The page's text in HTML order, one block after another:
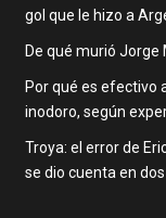
gol que le hizo a
De qué murió Jorge
Por qué es efectivo
inodoro, según
Troya: el error de
se dio cuenta en